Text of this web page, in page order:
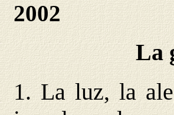
2002
La
1. La luz, la